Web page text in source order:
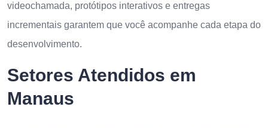
videochamada, protótipos interativos e entregas
incrementais garantem que você acompanhe cada etapa do
desenvolvimento.
Setores Atendidos em
Manaus